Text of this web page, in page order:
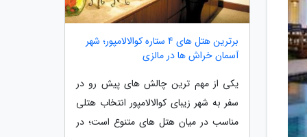
برترین هتل های 4 ستاره کوالالامپور؛ شهر
آسمان خراش ها در مالزی
یکی از مهم ترین چالش های پیش رو در
سفر به شهر زیبای کوالالامپور انتخاب هتلی
مناسب در میان هتل های متنوع است؛ در